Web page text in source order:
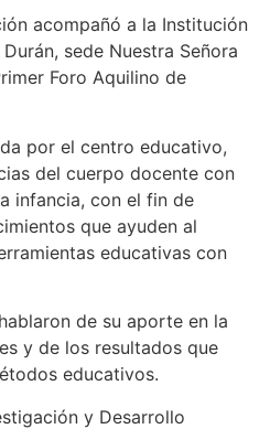
acompañó a la Institución
sede Nuestra Señora
Foro Aquilino de
por el centro educativo,
del cuerpo docente con
infancia, con el fin de
que ayuden al
educativas con
de su aporte en la
y de los resultados que
educativos.
y Desarrollo